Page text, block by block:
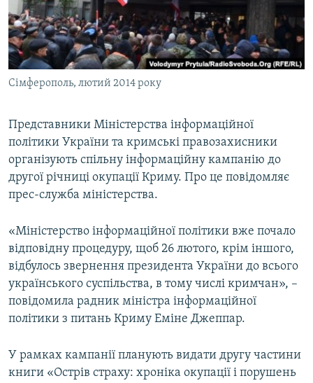
ВІДЕОУРОКИ «ELIFBE»
СВІДЧЕННЯ ОКУПАЦІЇ
УКРАЇНСЬКА ПРОБЛЕМА КРИМУ
ІНФОГРАФІКА
Русский
Qırımtatar
ДОЛУЧАЙСЯ!
Усі сайти RFE/RL
Сімферополь, лютий 2014 року
Представники Міністерства інформаційної
політики України та кримські правозахисники
організують спільну інформаційну кампанію до
другої річниці окупації Криму. Про це повідомляє
прес-служба міністерства.
«Міністерство інформаційної політики вже почало
відповідну процедуру, щоб 26 лютого, крім іншого,
відбулось звернення президента України до всього
українського суспільства, в тому числі кримчан», –
повідомила радник міністра інформаційної
політики з питань Криму Еміне Джеппар.
У рамках кампанії планують видати другу частини
книги «Острів страху: хроніка окупації і порушень